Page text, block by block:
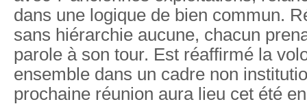
dans une logique de bien commun.
sans hiérarchie aucune, chacun
parole à son tour. Est réaffirmé la
ensemble dans un cadre non
prochaine réunion aura lieu cet été